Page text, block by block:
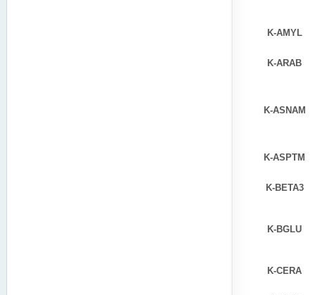
K-AMYL
K-ARAB
K-ASNAM
K-ASPTM
K-BETA3
K-BGLU
K-CERA